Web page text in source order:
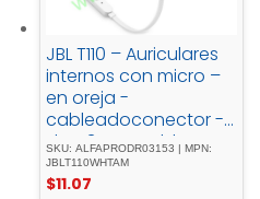
JBL T110 – Auriculares
internos con micro –
en oreja -
cableadoconector -
de - 3,5 - mmblanco
SKU: ALFAPRODR03153 | MPN:
JBLT110WHTAM
$11.07